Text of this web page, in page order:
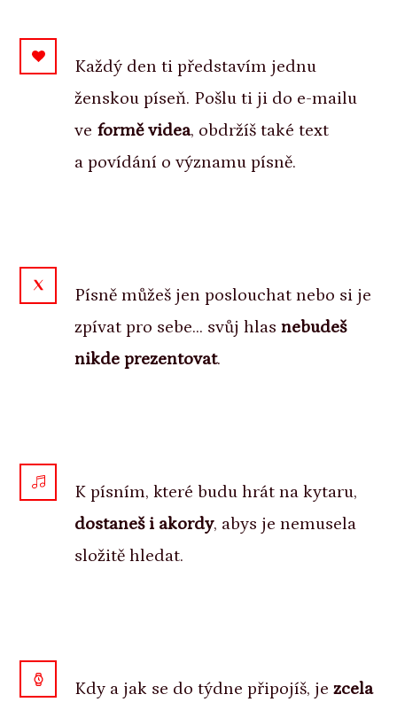
Každý den ti představím jednu
ženskou píseň. Pošlu ti ji do e-mailu
ve formě videa, obdržíš také text
a povídání o významu písně.
Písně můžeš jen poslouchat nebo si je
zpívat pro sebe... svůj hlas nebudeš
nikde prezentovat.
K písním, které budu hrát na kytaru,
dostaneš i akordy, abys je nemusela
složitě hledat.
Kdy a jak se do týdne připojíš, je zcela